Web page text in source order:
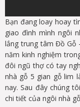
Bạn đang loay hoay
giao đình mình ngôi
lắng trung tâm Đồ Gỗ
năm kinh nghiệm
đôi ngũ thợ có tay
nhà gỗ 5 gian gỗ lim
nay. Sau đây chúng
chi tiết của ngôi nhà